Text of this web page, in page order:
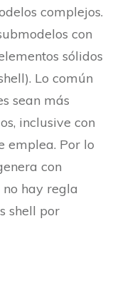
complejos.
con
sólidos
Lo común
sean más
inclusive con
emplea. Por lo
con
no hay regla
shell por